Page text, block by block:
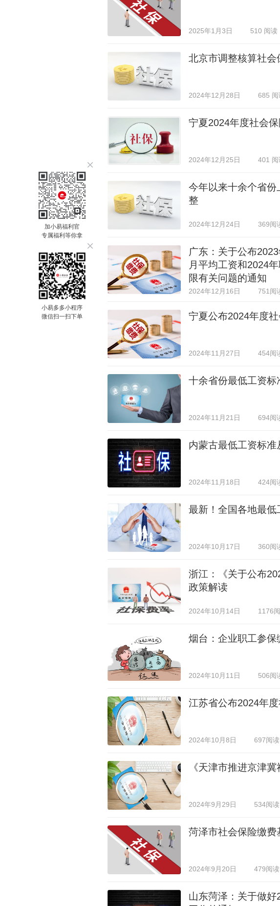
加小易福利官
专属福利等你拿
小易多多小程序
微信扫一扫下单
2025年1月3日 510 阅读
北京市调整核算社会
2024年12月28日 685 阅
宁夏2024年度社会
2024年12月25日 401 阅
今年以来十余个省份
整
2024年12月24日 369阅
广东：关于公布
月平均工资和2024
限有关问题的通知
2024年12月16日 751阅
宁夏公布2024年度
2024年11月27日 454阅
十余省份最低工资标
2024年11月21日 694阅
内蒙古最低工资标准
2024年11月18日 424阅
最新！全国各地最低
2024年10月17日 360阅
浙江：《关于公布
政策解读
2024年10月14日 1176
烟台：企业职工参保
2024年10月11日 506阅
江苏省公布2024年
2024年10月8日 697阅读
《天津市推进京津
2024年9月29日 534阅读
菏泽市社会保险缴费
2024年9月20日 479阅读
山东菏泽：关于做